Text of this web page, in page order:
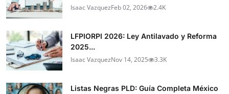
Isaac VazquezFeb 02, 2026 2.4K
LFPIORPI 2026: Ley Antilavado y Reforma
2025...
Isaac VazquezNov 14, 2025 3.3K
Listas Negras PLD: Guía Completa México